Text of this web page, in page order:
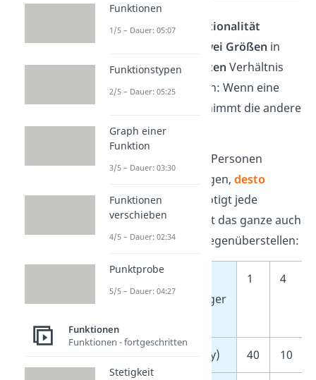
Indirekte Proportionalität
zwei Größen in
einemumgekehrten Verhältnis
zueinander stehen: Wenn eine
wächst, nimmt die andere
Größeyab.
Personen
Zeitungen austragen,desto
wenigerZeit benötigt jede
Person. Du kannst das ganze auch
in einerTabelle gegenüberstellen:
Anzahl der
Zeitungsausträger
1 4
Zeit (Stunden) (y) 40 10
Funktionen
1/5 – Dauer: 05:07
Funktionstypen
2/5 – Dauer: 05:25
Graph einer
Funktion
3/5 – Dauer: 03:30
Funktionen
verschieben
4/5 – Dauer: 02:34
Punktprobe
5/5 – Dauer: 04:27
Funktionen
Funktionen - fortgeschritten
Stetigkeit